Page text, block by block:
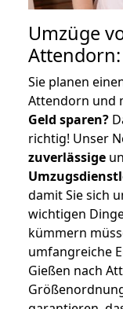
Umzüge
Sie planen
Attendorn und
Geld sparen?
richtig! Unser
zuverlässige
damit Sie sich
wichtigen
kümmern
umfangreiche
Gießen nach